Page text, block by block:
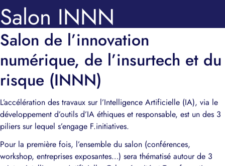
Salon INNN
Salon de l’innovation
numérique, de l’insurtech et du
risque (INNN)
L’accélération des travaux sur l’Intelligence Artificielle (IA), via le
développement d’outils d’IA éthiques et responsable, est un des 3
piliers sur lequel s’engage F.initiatives.
Pour la première fois, l’ensemble du salon (conférences,
workshop, entreprises exposantes…) sera thématisé autour de 3